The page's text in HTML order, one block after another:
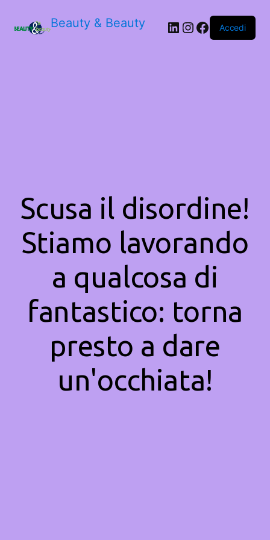
Beauty & Beauty LinkedIn
Instagram
Facebook
Accedi
Scusa il disordine!
Stiamo lavorando
a qualcosa di
fantastico: torna
presto a dare
un'occhiata!